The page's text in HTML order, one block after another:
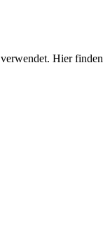
Hier finden